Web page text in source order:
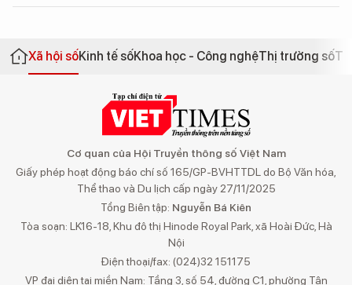
Xã hội sốKinh tế sốKhoa học - Công nghệThị trường số
Cơ quan của Hội Truyền thông số Việt Nam
Giấy phép hoạt động báo chí số 165/GP-BVHTTDL do Bộ Văn hóa,
Thể thao và Du lịch cấp ngày 27/11/2025
Tổng Biên tập: Nguyễn Bá Kiên
Tòa soạn: LK16-18, Khu đô thị Hinode Royal Park, xã Hoài Đức, Hà
Nội
Điện thoại/fax: (024)32 151175
VP đại diện tại miền Nam: Tầng 3, số 54, đường C1, phường Tân